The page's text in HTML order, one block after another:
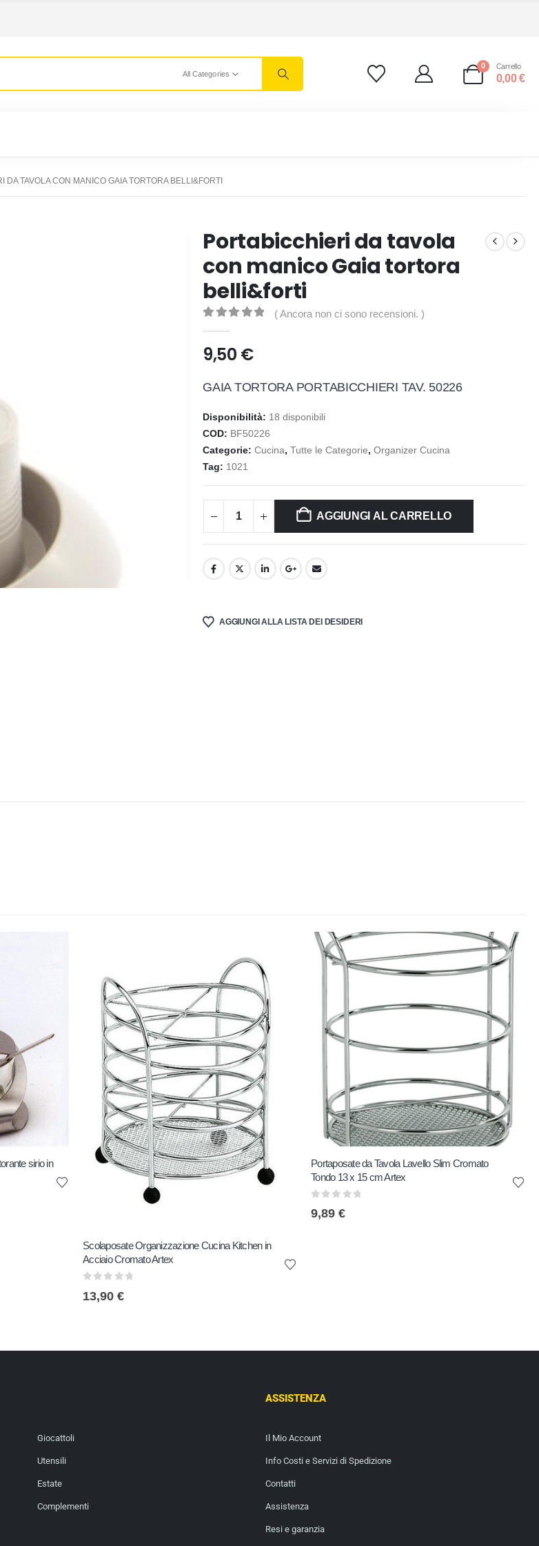
All Categories
0 Carrello
0,00€
DA TAVOLA CON MANICO GAIA TORTORA BELLI&FORTI
Portabicchieri da tavola
con manico Gaia tortora
belli&forti
( Ancora non ci sono recensioni. )
9,50 €
GAIA TORTORA PORTABICCHIERI TAV. 50226
Disponibilità: 18 disponibili
COD: BF50226
Categorie:Cucina,Tutte le Categorie,Organizer Cucina
Tag: 1021
AGGIUNGI AL CARRELLO
AGGIUNGI ALLA LISTA DEI DESIDERI
sirio in
Scolaposate Organizzazione Cucina Kitchen in
Acciaio Cromato Artex
13,90 €
Portaposate da Tavola Lavello Slim Cromato
Tondo 13 x 15 cm Artex
9,89 €
Giocattoli
Utensili
Estate
Complementi
ASSISTENZA
Il Mio Account
Info Costi e Servizi di Spedizione
Contatti
Assistenza
Resi e garanzia